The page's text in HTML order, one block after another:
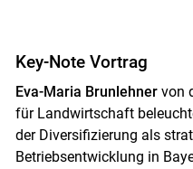
Key-Note Vortrag
Eva-Maria Brunlehnervon
für Landwirtschaft
der Diversifizierung als
Betriebsentwicklung in